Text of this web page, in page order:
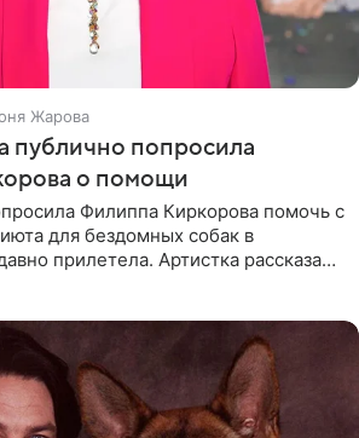
Жарова
публично попросила
о помощи
Филиппа Киркорова помочь с
для бездомных собак в
прилетела. Артистка рассказала